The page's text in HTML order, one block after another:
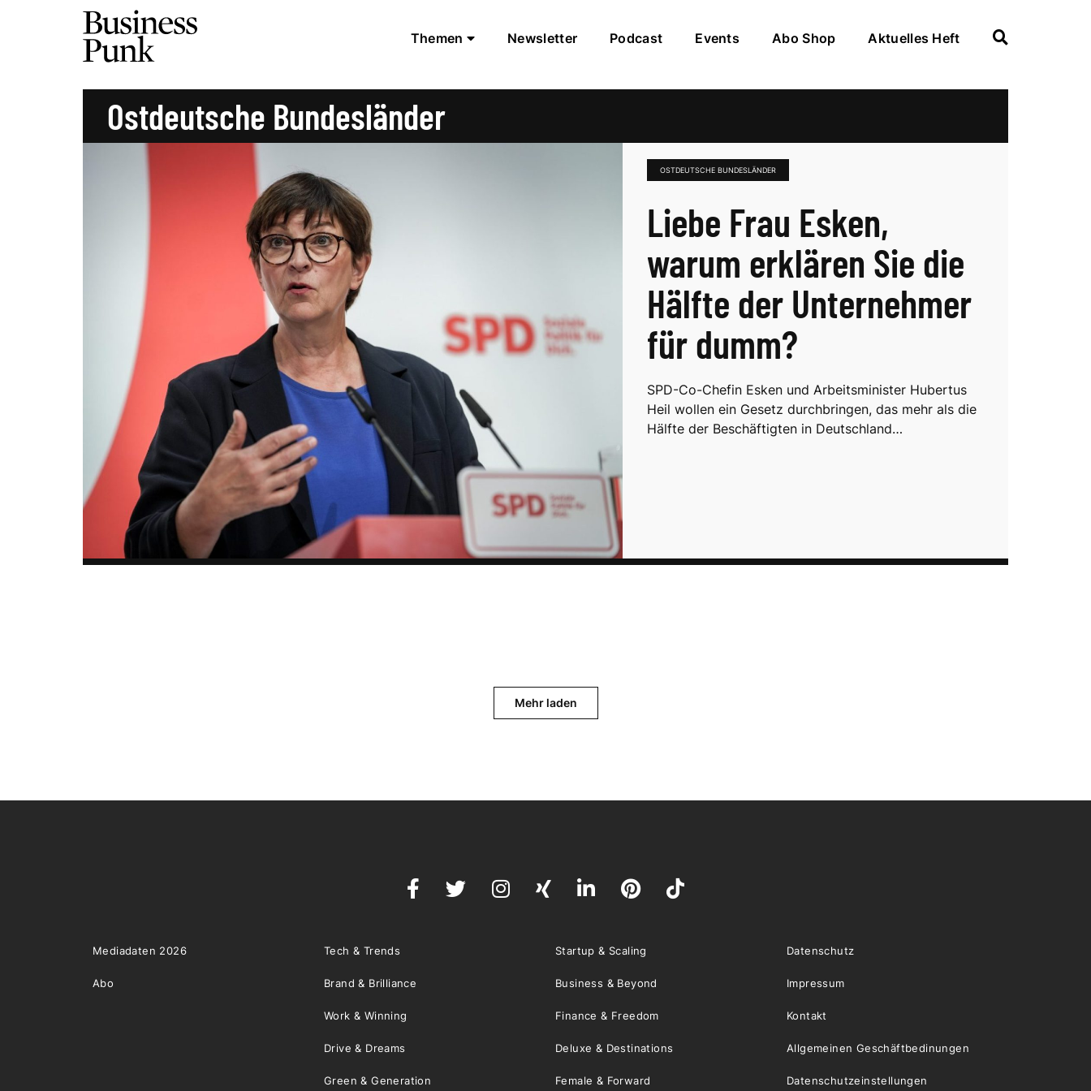
Themen Newsletter Podcast Events Abo Shop Aktuelles Heft
Ostdeutsche Bundesländer
OSTDEUTSCHE BUNDESLÄNDER
Liebe Frau Esken,
warum erklären Sie die
Hälfte der Unternehmer
für dumm?
SPD-Co-Chefin Esken und Arbeitsminister Hubertus
Heil wollen ein Gesetz durchbringen, das mehr als die
Hälfte der Beschäftigten in Deutschland…
Mehr laden
Mediadaten 2026
Abo
Tech & Trends Startup & Scaling
Brand & Brilliance Business & Beyond
Work & Winning Finance & Freedom
Drive & Dreams Deluxe & Destinations
Green & Generation Female & Forward
Datenschutz
Impressum
Kontakt
Allgemeinen Geschäftbedinungen
Datenschutzeinstellungen